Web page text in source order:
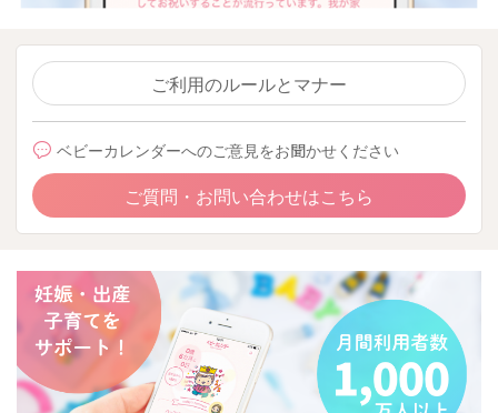
ご利用のルールとマナー
ベビーカレンダーへのご意見をお聞かせください
ご質問・お問い合わせはこちら